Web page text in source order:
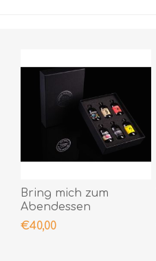
Bring mich zum
Abendessen
€40,00